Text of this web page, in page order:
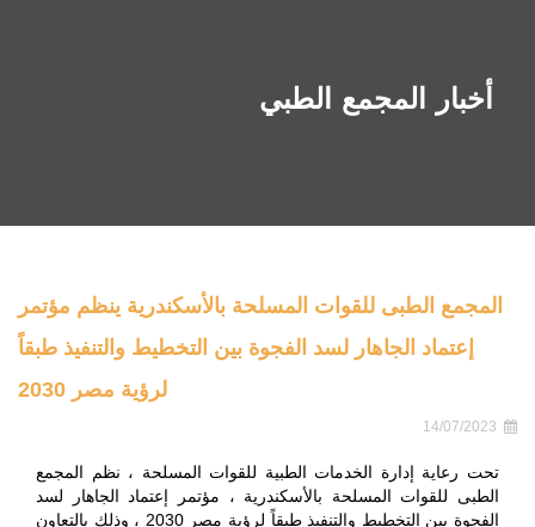
أخبار المجمع الطبي
المجمع الطبى للقوات المسلحة بالأسكندرية ينظم مؤتمر
إعتماد الجاهار لسد الفجوة بين التخطيط والتنفيذ طبقاً
لرؤية مصر 2030
تحت رعاية إدارة الخدمات الطبية للقوات المسلحة ، نظم المجمع
الطبى للقوات المسلحة بالأسكندرية ، مؤتمر إعتماد الجاهار لسد
الفجوة بين التخطيط والتنفيذ طبقاً لرؤية مصر 2030 ، وذلك بالتعاون